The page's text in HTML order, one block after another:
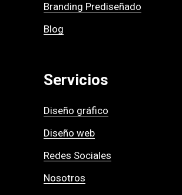
Branding Prediseñado
Blog
Servicios
Diseño gráfico
Diseño web
Redes Sociales
Nosotros